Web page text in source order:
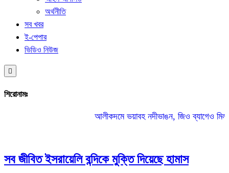
অর্থনীতি
সব খবর
ই-পেপার
ভিডিও নিউজ
Hamburger
Toggle
শিরোনামঃ
আলীকদমে ভয়াবহ নদীভাঙন, জিও ব্যাগেও মিলছে
সব জীবিত ইসরায়েলি বন্দিকে মুক্তি দিয়েছে হামাস